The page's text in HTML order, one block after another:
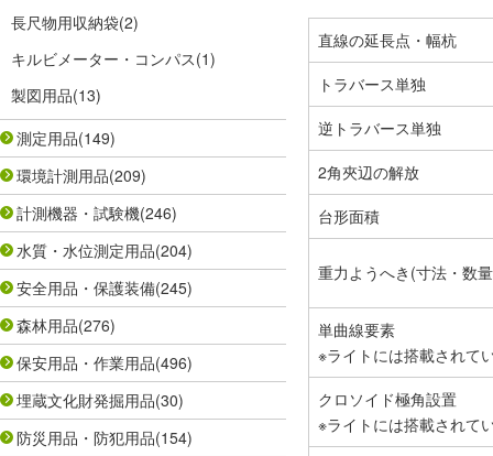
長尺物用収納袋(2)
キルビメーター・コンパス(1)
製図用品(13)
測定用品(149)
環境計測用品(209)
計測機器・試験機(246)
水質・水位測定用品(204)
安全用品・保護装備(245)
森林用品(276)
保安用品・作業用品(496)
埋蔵文化財発掘用品(30)
防災用品・防犯用品(154)
直線の延長点・幅杭
トラバース単独
逆トラバース単独
2角夾辺の解放
台形面積
重力ようへき(寸法・数
単曲線要素
※ライトには搭載されて
クロソイド極角設置
※ライトには搭載されて